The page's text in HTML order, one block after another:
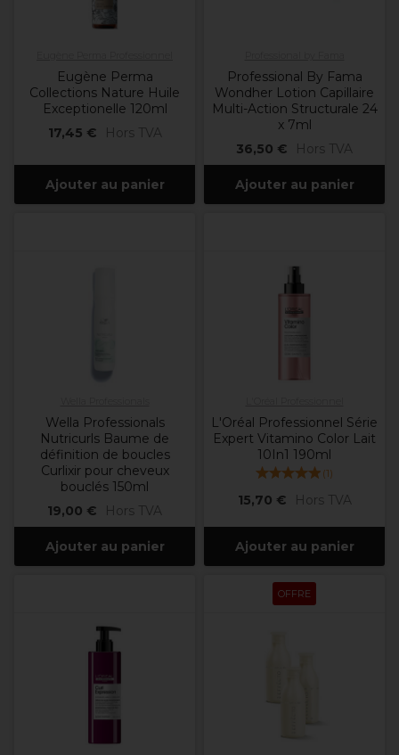
Eugène Perma
Collections Nature Huile
Exceptionelle 120ml
17,45 €
Hors TVA
Ajouter au panier
Professional By Fama
Wondher Lotion Capillaire
Multi-Action Structurale 24
x 7ml
36,50 €
Hors TVA
Ajouter au panier
Wella Professionals
Nutricurls Baume de
définition de boucles
Curlixir pour cheveux
bouclés 150ml
19,00 €
Hors TVA
Ajouter au panier
L'Oréal Professionnel Série
Expert Vitamino Color Lait
10In1 190ml
(1)
15,70 € Hors TVA
Ajouter au panier
OFFRE